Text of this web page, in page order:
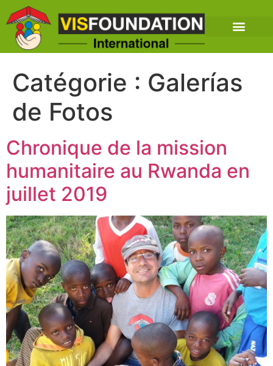
Catégorie : Galerías
de Fotos
Chronique de la mission
humanitaire au Rwanda en
juillet 2019